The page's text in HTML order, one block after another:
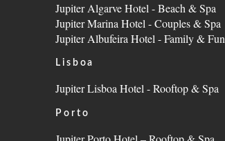
Jupiter Algarve Hotel - Beach & Spa
Jupiter Marina Hotel - Couples & Spa
Jupiter Albufeira Hotel - Family & Fun
Lisboa
Jupiter Lisboa Hotel - Rooftop & Spa
Porto